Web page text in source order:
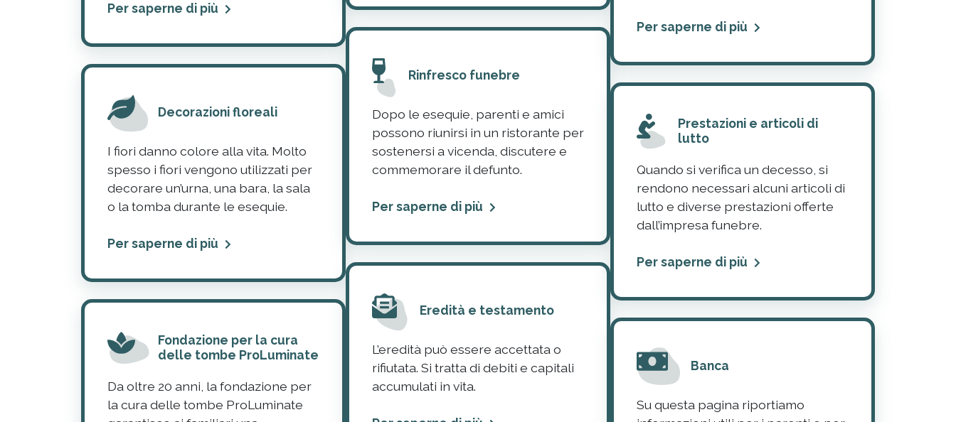
Per saperne di più
Decorazioni floreali
I fiori danno colore alla vita. Molto
spesso i fiori vengono utilizzati per
decorare un’urna, una bara, la sala
o la tomba durante le esequie.
Per saperne di più
Fondazione per la cura
delle tombe ProLuminate
Da oltre 20 anni, la fondazione per
la cura delle tombe ProLuminate
Rinfresco funebre
Dopo le esequie, parenti e amici
possono riunirsi in un ristorante per
sostenersi a vicenda, discutere e
commemorare il defunto.
Per saperne di più
Eredità e testamento
L’eredità può essere accettata o
rifiutata. Si tratta di debiti e capitali
accumulati in vita.
Per saperne di più
Prestazioni e articoli di
lutto
Quando si verifica un decesso, si
rendono necessari alcuni articoli di
lutto e diverse prestazioni offerte
dall’impresa funebre.
Per saperne di più
Banca
Su questa pagina riportiamo